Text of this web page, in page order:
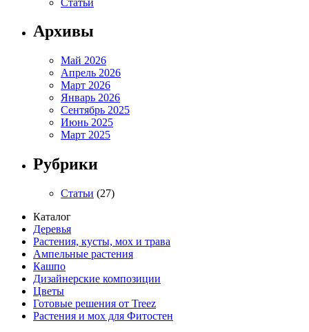
Архивы
Май 2026
Апрель 2026
Март 2026
Январь 2026
Сентябрь 2025
Июнь 2025
Март 2025
Рубрики
Статьи (27)
Каталог
Деревья
Растения, кусты, мох и трава
Ампельные растения
Кашпо
Дизайнерские композиции
Цветы
Готовые решения от Treez
Растения и мох для Фитостен